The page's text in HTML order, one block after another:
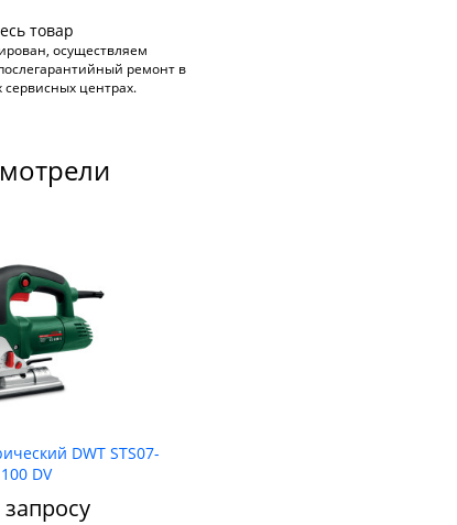
товар
осуществляем
ремонт в
центрах.
DWT STS07-
100 DV